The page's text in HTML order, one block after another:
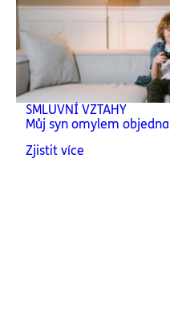
SMLUVNÍ VZTAHY
Můj syn omylem
Zjistit více